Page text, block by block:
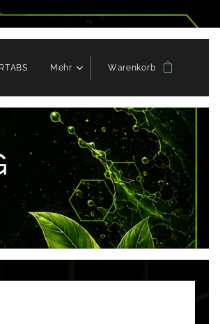
Mehr Warenkorb